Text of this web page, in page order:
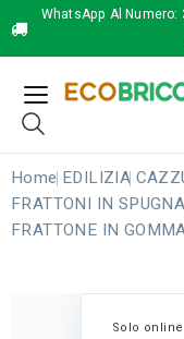
WhatsApp Al Numero:
Home EDILIZIA
FRATTONI IN SPUGNA
FRATTONE IN
Solo online